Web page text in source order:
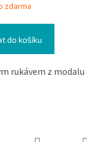
zdarma
do košíku
rukávem z